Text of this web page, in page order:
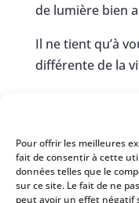
Pour offrir les meilleures
fait de consentir à cette
données telles que le
sur ce site. Le fait de ne
peut avoir un effet négatif
de lumière bien
Il ne tient qu’à
différente de la
cadeaux que la